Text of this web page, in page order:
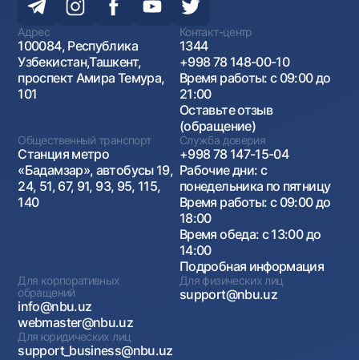
Адрес
100084, Республика
Узбекистан,Ташкент,
проспект Амира Темура,
101
Контакт-центр
1344
+998 78 148-00-10
Время работы: с 09:00 до
21:00
Оставьте отзыв
(обращение)
Общественный транспорт
Станция метро
«Бадамзар», автобусы 19,
24, 51, 67, 91, 93, 95, 115,
140
Служба доверия
+998 78 147-15-04
Рабочие дни: с
понедельника по пятницу
Время работы: с 09:00 до
18:00
Время обеда: с 13:00 до
14:00
Подробная информация
Для корпоративных
обращений
info@nbu.uz
webmaster@nbu.uz
Для физических лиц
support@nbu.uz
Для юридических лиц
support_business@nbu.uz